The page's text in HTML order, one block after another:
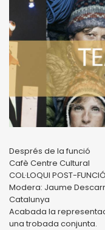
Després de la funció
Cafè Centre Cultural
COL·LOQUI POST-
Modera: Jaume
Catalunya
Acabada la
una trobada conjunta.